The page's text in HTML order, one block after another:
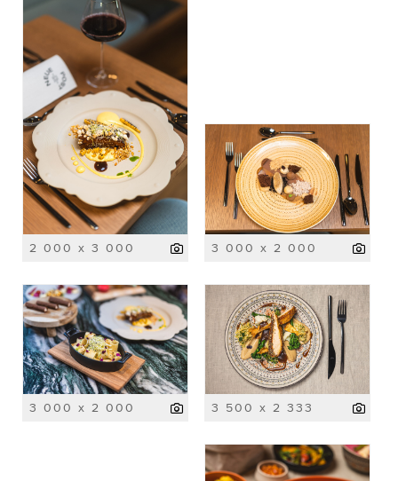
2 000 x 3 000 3 000 x 2 000
3 000 x 2 000 3 500 x 2 333